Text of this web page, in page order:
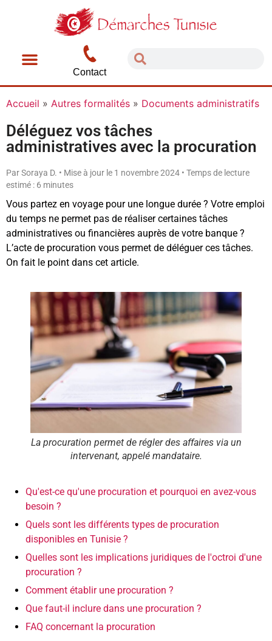
Contact
Accueil » Autres formalités » Documents administratifs
Déléguez vos tâches
administratives avec la procuration
Par Soraya D. • Mise à jour le 1 novembre 2024 • Temps de lecture
estimé : 6 minutes
Vous partez en voyage pour une longue durée ? Votre emploi
du temps ne permet pas de réaliser certaines tâches
administratives ou financières auprès de votre banque ?
L’acte de procuration vous permet de déléguer ces tâches.
On fait le point dans cet article.
La procuration permet de régler des affaires via un
intervenant, appelé mandataire.
Qu'est-ce qu'une procuration et pourquoi en avez-vous
besoin ?
Quels sont les différents types de procuration
disponibles en Tunisie ?
Quelles sont les implications juridiques de l'octroi d'une
procuration ?
Comment établir une procuration ?
Que faut-il inclure dans une procuration ?
FAQ concernant la procuration